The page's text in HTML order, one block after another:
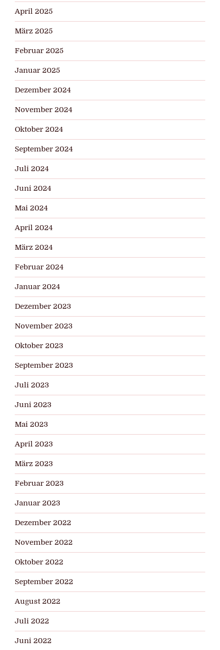
April 2025
März 2025
Februar 2025
Januar 2025
Dezember 2024
November 2024
Oktober 2024
September 2024
Juli 2024
Juni 2024
Mai 2024
April 2024
März 2024
Februar 2024
Januar 2024
Dezember 2023
November 2023
Oktober 2023
September 2023
Juli 2023
Juni 2023
Mai 2023
April 2023
März 2023
Februar 2023
Januar 2023
Dezember 2022
November 2022
Oktober 2022
September 2022
August 2022
Juli 2022
Juni 2022